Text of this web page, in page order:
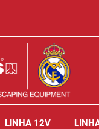
LINHA 12V